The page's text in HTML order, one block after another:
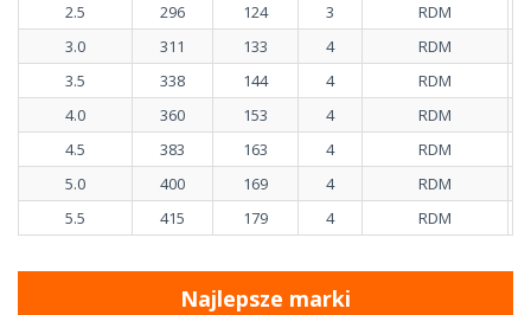
2.5
296 124 3
RDM
3.0
311 133 4
RDM
3.5
338 144 4
RDM
4.0
360 153 4
RDM
4.5
383 163 4
RDM
5.0
400 169 4
RDM
5.5
415 179 4 RDM
Najlepsze marki